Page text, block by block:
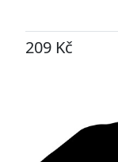
209 Kč